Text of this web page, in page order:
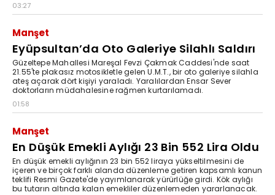
03:27
Manşet
Eyüpsultan’da Oto Galeriye Silahlı Saldırı
Güzeltepe Mahallesi Mareşal Fevzi Çakmak Caddesi'nde saat
21.55'te plakasız motosikletle gelen U.M.T., bir oto galeriye silahla
ateş açarak dört kişiyi yaraladı. Yaralılardan Ensar Sever
doktorların müdahalesine rağmen kurtarılamadı.
01:58
Manşet
En Düşük Emekli Aylığı 23 Bin 552 Lira Oldu
En düşük emekli aylığının 23 bin 552 liraya yükseltilmesini de
içeren ve birçok farklı alanda düzenleme getiren kapsamlı kanun
teklifi Resmi Gazete'de yayımlanarak yürürlüğe girdi. Kök aylığı
bu tutarın altında kalan emekliler düzenlemeden yararlanacak.